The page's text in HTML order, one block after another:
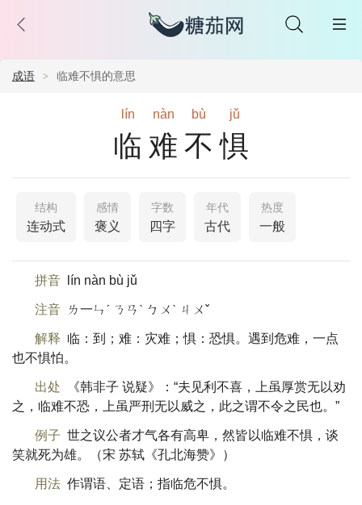
成语 临难不惧的意思
lín nàn bù jǔ
临难不惧
结构
连动式
感情
褒义
字数
四字
年代
古代
热度
一般
拼音 lín nàn bù jǔ
注音 ㄌ一ㄣˊ ㄋㄢˋ ㄅㄨˋ ㄐㄨˇ
解释 临：到；难：灾难；惧：恐惧。遇到危难，一点
也不惧怕。
出处
《韩非子 说疑》：“夫见利不喜，上虽厚赏无以劝
之，临难不恐，上虽严刑无以威之，此之谓不令之民也。”
例子 世之议公者才气各有高卑，然皆以临难不惧，谈
笑就死为雄。（宋 苏轼《孔北海赞》）
用法 作谓语、定语；指临危不惧。